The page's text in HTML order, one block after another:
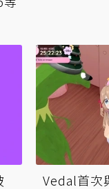
Vedal首次